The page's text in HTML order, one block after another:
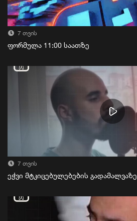
7 თვის
ფორმულა 11:00 საათზე
7 თვის
ეჭვი მტკიცებულებების გადამალვაზე